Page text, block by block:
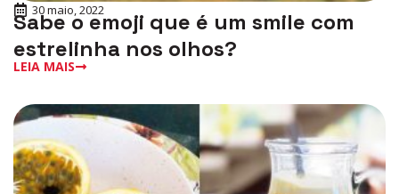
30 maio, 2022
Sabe o emoji que é um smile com
estrelinha nos olhos?
LEIA MAIS